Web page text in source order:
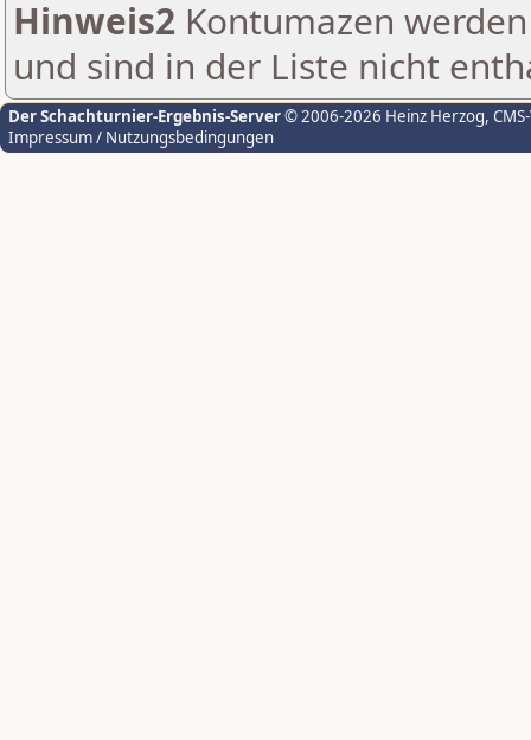
Hinweis2 Kontumazen
und sind in der Liste nicht
Der Schachturnier-Ergebnis-Server© 2006-2026 Heinz Herzog,
Impressum / Nutzungsbedingungen